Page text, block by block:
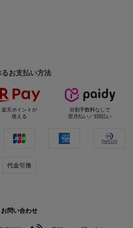
るお支払い方法
楽天ポイントが
使える
分割手数料なしで
翌月払い／3回払い
代金引換
お問い合わせ